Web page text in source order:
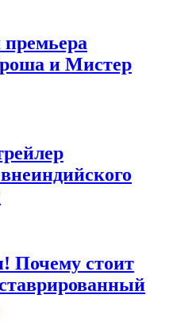
и Мистер
Почему стоит